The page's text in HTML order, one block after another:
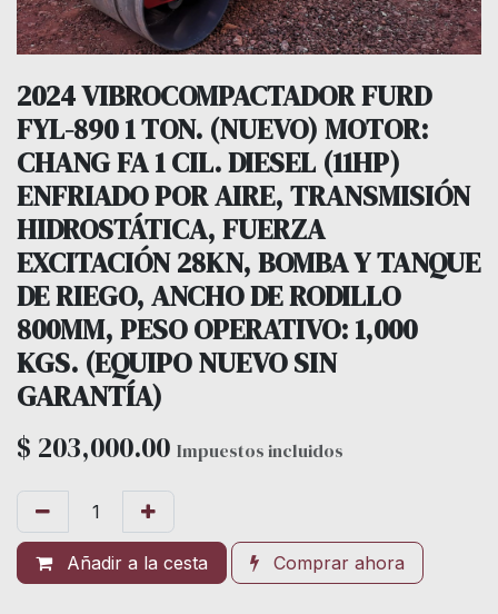
2024 VIBROCOMPACTADOR FURD
FYL-890 1 TON. (NUEVO) MOTOR:
CHANG FA 1 CIL. DIESEL (11HP)
ENFRIADO POR AIRE, TRANSMISIÓN
HIDROSTÁTICA, FUERZA
EXCITACIÓN 28KN, BOMBA Y TANQUE
DE RIEGO, ANCHO DE RODILLO
800MM, PESO OPERATIVO: 1,000
KGS. (EQUIPO NUEVO SIN
GARANTÍA)
$ 203,000.00 Impuestos incluidos
Añadir a la cesta Comprar ahora